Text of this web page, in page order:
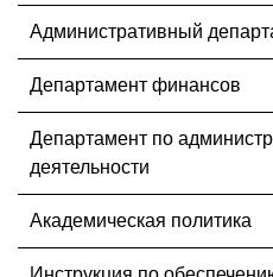
Административный
Департамент финансов
Департамент по
деятельности
Академическая политика